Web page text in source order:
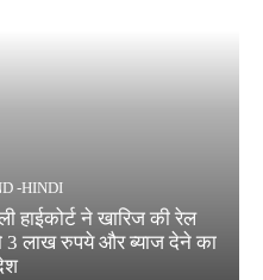
-HINDI
हाईकोर्ट ने खारिज की रेल
3 लाख रुपये और ब्याज देने का